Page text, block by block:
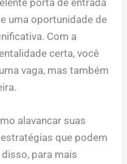
uma oportunidade de
Com a
certa, você
vaga, mas também
alavancar suas
que podem
para mais